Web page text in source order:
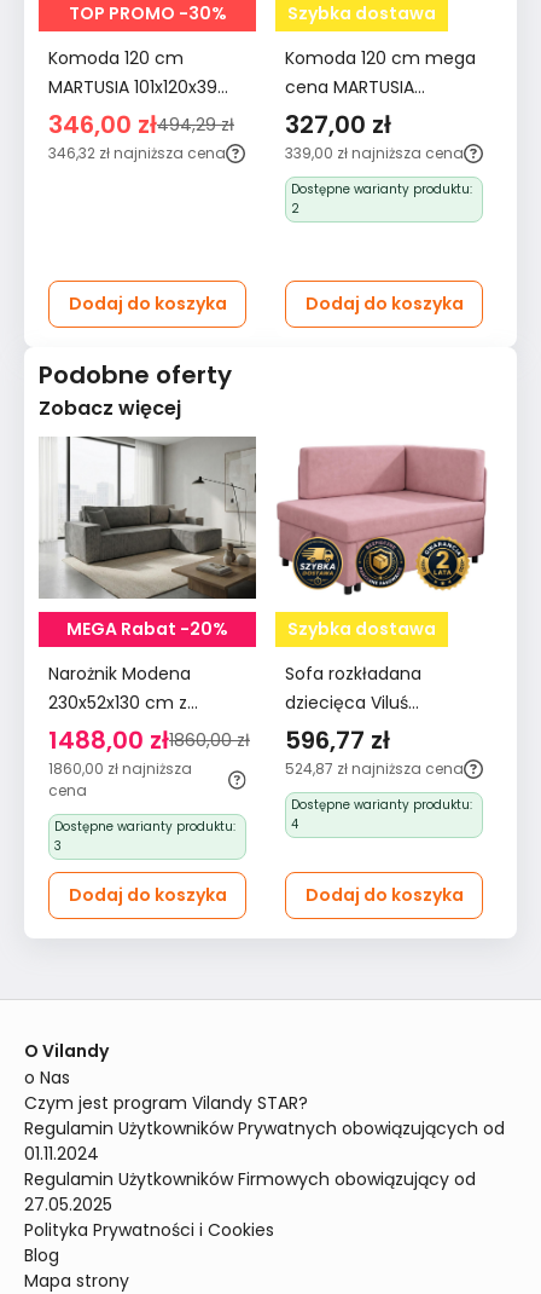
TOP PROMO -30%
Komoda 120 cm
MARTUSIA 101x120x39
cm z 2 drzwiami i 4
szufladami biała do
346,00 zł494,29 zł
346,32 zł najniższa cena
Dodaj do koszyka
Szybka dostawa
Komoda 120 cm mega
cena MARTUSIA
78,5x120x40 cm z 6
szufladami dąb artisan
antracyt do salonu i
sypialni
327,00 zł
339,00 zł najniższa cena
Dostępne warianty produktu:
2
Dodaj do koszyka
Podobne oferty
Zobacz więcej
MEGA Rabat -20%
Narożnik Modena
230x52x130 cm z
funkcją spania i
pojemnikiem sztruks
szary do salonu
1488,00 zł1860,00 zł
1860,00 zł najniższa
cena
Dostępne warianty produktu:
3
Dodaj do koszyka
Szybka dostawa
Sofa rozkładana
dziecięca Viluś
106x75x80 cm narożnik
jednoosobowy do
pokoju z funkcją spania
i przechowywania dla
596,77 zł
524,87 zł najniższa cena
Dostępne warianty produktu:
4
Dodaj do koszyka
O Vilandy
o Nas
Czym jest program Vilandy STAR?
Regulamin Użytkowników Prywatnych obowiązujących od
01.11.2024
Regulamin Użytkowników Firmowych obowiązujący od
27.05.2025
Polityka Prywatności i Cookies
Blog
Mapa strony